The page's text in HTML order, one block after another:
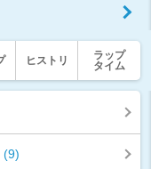
ヒストリ
ラップ
タイム
(9)